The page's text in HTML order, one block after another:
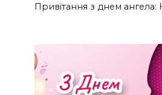
Привітання з днем ангела: